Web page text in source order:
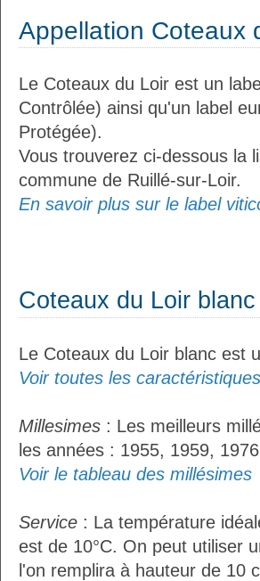
Appellation Coteaux
Le Coteaux du Loir est un
Contrôlée) ainsi qu'un label
Protégée).
Vous trouverez ci-dessous la
commune de Ruillé-sur-Loir.
En savoir plus sur le label
Coteaux du Loir blanc
Le Coteaux du Loir blanc est
Voir toutes les
Millesimes : Les meilleurs
les années : 1955, 1959,
Voir le tableau des millésimes
Service : La température
est de 10°C. On peut utiliser
l'on remplira à hauteur de 10